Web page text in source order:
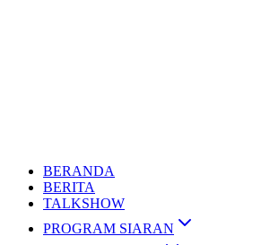
BERANDA
BERITA
TALKSHOW
PROGRAM SIARAN